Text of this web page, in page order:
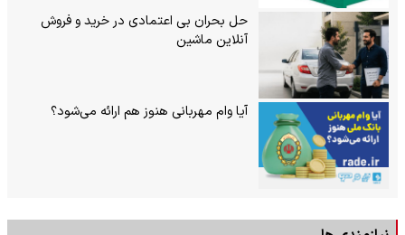
حل بحران بی‌ اعتمادی در خرید و فروش
آنلاین ماشین
آیا وام مهربانی هنوز هم ارائه می‌شود؟